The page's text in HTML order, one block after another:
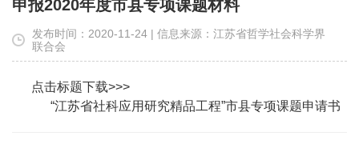
申报2020年度市县专项课题材料
发布时间：2020-11-24 | 信息来源：江苏省哲学社会科学界
联合会
点击标题下载>>>
“江苏省社科应用研究精品工程”市县专项课题申请书